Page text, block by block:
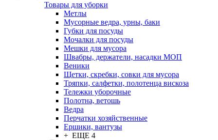
Товары для уборки
Метлы
Мусорные ведра, урны, баки
Губки для посуды
Мочалки для посуды
Мешки для мусора
Швабры, держатели, насадки МОП
Веники
Щетки, скребки, совки для мусора
Тряпки, салфетки, полотенца вискоза
Тележки уборочные
Полотна, ветошь
Ведра
Перчатки хозяйственные
Ершики, вантузы
+ ЕЩЕ 4